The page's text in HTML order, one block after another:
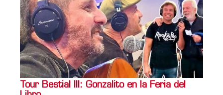
Tour Bestial III: Gonzalito en la Feria del